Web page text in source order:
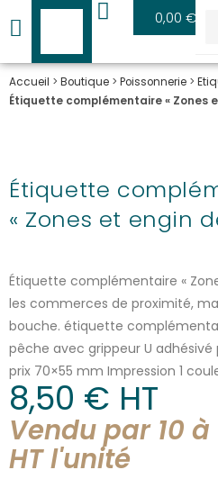
0,00€
Accueil > Boutique > Poissonnerie >
Étiquette complémentaire « Zones
Étiquette
« Zones et engin
Étiquette complémentaire «
les commerces de proximité,
bouche. étiquette
pêche avec grippeur U
prix 70×55 mm Impression 1
8,50 € HT
Vendu par 10 à
HT l'unité